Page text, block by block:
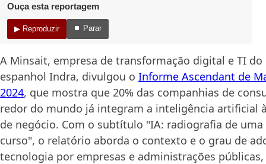
Ouça esta reportagem
▶ Reproduzir ⏹ Parar
A Minsait, empresa de transformação digital e TI
espanhol Indra, divulgou o Informe Ascendant de
2024, que mostra que 20% das companhias de
redor do mundo já integram a inteligência artificial
de negócio. Com o subtítulo "IA: radiografia de
curso", o relatório aborda o contexto e o grau de
tecnologia por empresas e administrações